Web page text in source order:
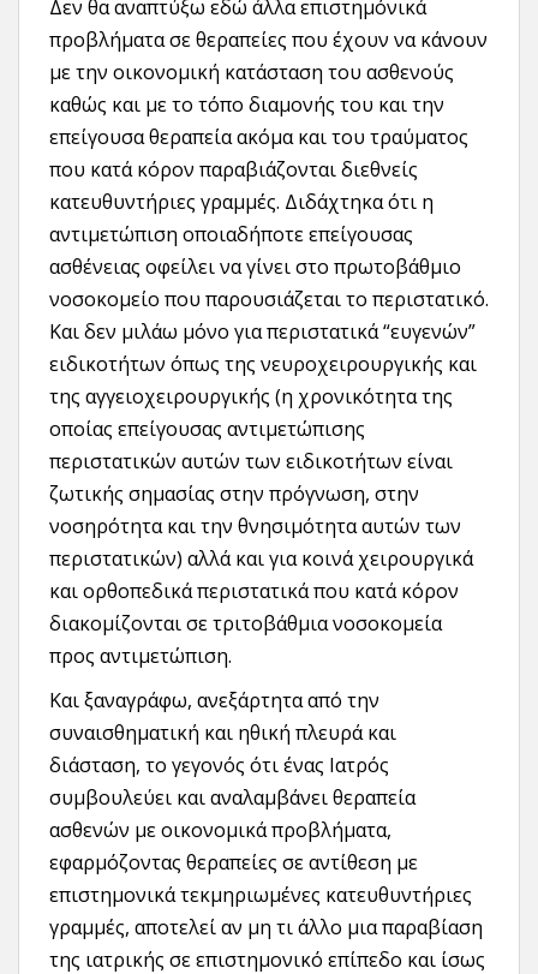
Δεν θα αναπτύξω εδώ άλλα επιστημόνικά
προβλήματα σε θεραπείες που έχουν να κάνουν
με την οικονομική κατάσταση του ασθενούς
καθώς και με το τόπο διαμονής του και την
επείγουσα θεραπεία ακόμα και του τραύματος
που κατά κόρον παραβιάζονται διεθνείς
κατευθυντήριες γραμμές. Διδάχτηκα ότι η
αντιμετώπιση οποιαδήποτε επείγουσας
ασθένειας οφείλει να γίνει στο πρωτοβάθμιο
νοσοκομείο που παρουσιάζεται το περιστατικό.
Και δεν μιλάω μόνο για περιστατικά “ευγενών”
ειδικοτήτων όπως της νευροχειρουργικής και
της αγγειοχειρουργικής (η χρονικότητα της
οποίας επείγουσας αντιμετώπισης
περιστατικών αυτών των ειδικοτήτων είναι
ζωτικής σημασίας στην πρόγνωση, στην
νοσηρότητα και την θνησιμότητα αυτών των
περιστατικών) αλλά και για κοινά χειρουργικά
και ορθοπεδικά περιστατικά που κατά κόρον
διακομίζονται σε τριτοβάθμια νοσοκομεία
προς αντιμετώπιση.
Και ξαναγράφω, ανεξάρτητα από την
συναισθηματική και ηθική πλευρά και
διάσταση, το γεγονός ότι ένας Ιατρός
συμβουλεύει και αναλαμβάνει θεραπεία
ασθενών με οικονομικά προβλήματα,
εφαρμόζοντας θεραπείες σε αντίθεση με
επιστημονικά τεκμηριωμένες κατευθυντήριες
γραμμές, αποτελεί αν μη τι άλλο μια παραβίαση
της ιατρικής σε επιστημονικό επίπεδο και ίσως